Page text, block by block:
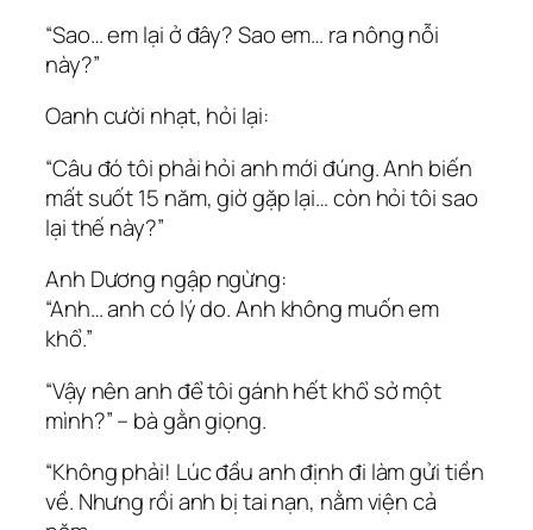
“Sao… em lại ở đây? Sao em… ra nông nỗi
này?”
Oanh cười nhạt, hỏi lại:
“Câu đó tôi phải hỏi anh mới đúng. Anh biến
mất suốt 15 năm, giờ gặp lại… còn hỏi tôi sao
lại thế này?”
Anh Dương ngập ngừng:
“Anh… anh có lý do. Anh không muốn em
khổ.”
“Vậy nên anh để tôi gánh hết khổ sở một
mình?” – bà gằn giọng.
“Không phải! Lúc đầu anh định đi làm gửi tiền
về. Nhưng rồi anh bị tai nạn, nằm viện cả